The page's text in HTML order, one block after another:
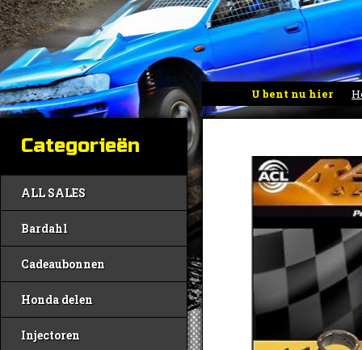
U bent nu hier
Categorieën
ALL SALES
Bardahl
Cadeaubonnen
Honda delen
Injectoren